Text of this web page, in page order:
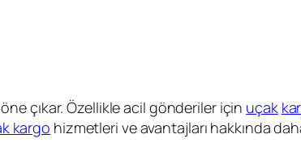
çıkar. Özellikle acil gönderiler için uçak
kargo hizmetleri ve avantajları hakkında